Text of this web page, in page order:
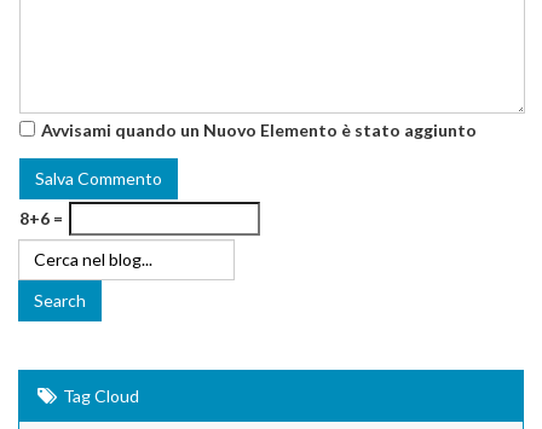
Avvisami quando un Nuovo Elemento è stato aggiunto
8+6 =
Tag Cloud